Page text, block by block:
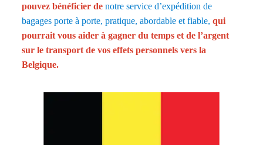
pouvez bénéficier denotre service d’expédition de
bagages porte à porte, pratique, abordable et fiable,qui
pourrait vous aider à gagner du temps et de l’argent
sur le transport de vos effets personnels vers la
Belgique.